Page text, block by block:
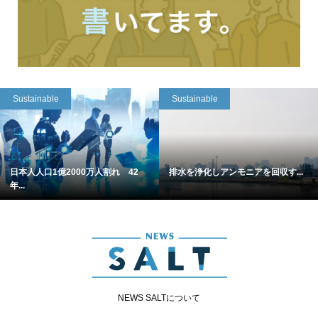
Sustainable
日本人人口1億2000万人割れ 42
年...
Sustainable
排水を浄化しアンモニアを回収す...
NEWS SALTについて